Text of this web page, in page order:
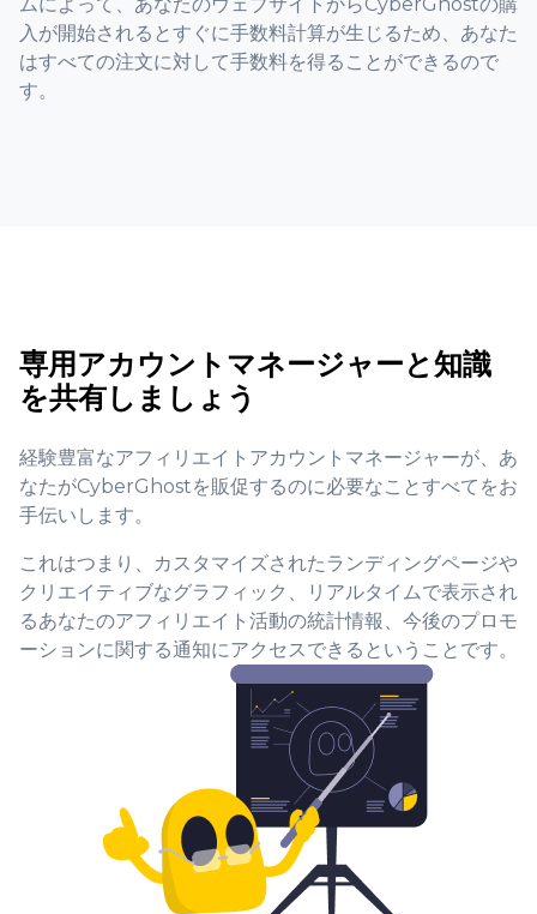
入が開始されるとすぐに手数料計算が生じるため、あなた
はすべての注文に対して手数料を得ることができるので
す。
専用アカウントマネージャーと知識
を共有しましょう
経験豊富なアフィリエイトアカウントマネージャーが、あ
なたがCyberGhostを販促するのに必要なことすべてをお
手伝いします。
これはつまり、カスタマイズされたランディングページや
クリエイティブなグラフィック、リアルタイムで表示され
るあなたのアフィリエイト活動の統計情報、今後のプロモ
ーションに関する通知にアクセスできるということです。